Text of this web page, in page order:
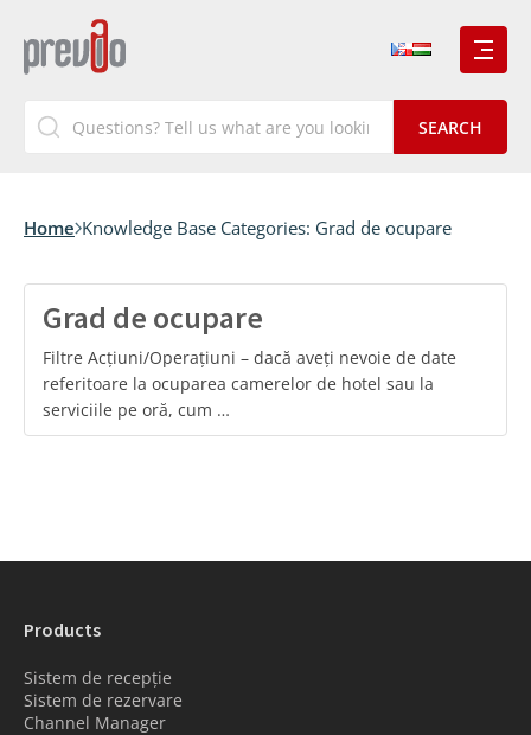
Home Knowledge Base Categories: Grad de ocupare
Grad de ocupare
Filtre Acțiuni/Operațiuni – dacă aveți nevoie de date
referitoare la ocuparea camerelor de hotel sau la
serviciile pe oră, cum …
Products
Sistem de recepție
Sistem de rezervare
Channel Manager